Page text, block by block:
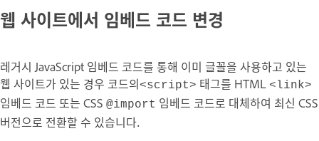
웹 사이트에서 임베드 코드 변경
레거시 JavaScript 임베드 코드를 통해 이미 글꼴을 사용하고 있는
웹 사이트가 있는 경우 코드의<script> 태그를 HTML <link>
임베드 코드 또는 CSS @import 임베드 코드로 대체하여 최신 CSS
버전으로 전환할 수 있습니다.